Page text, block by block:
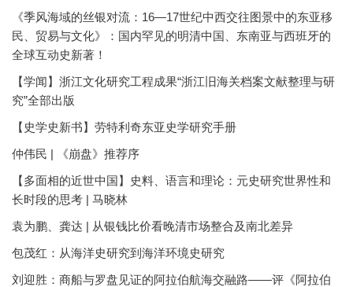
《季风海域的丝银对流：16—17世纪中西交往图景中的东亚移
民、贸易与文化》：国内罕见的明清中国、东南亚与西班牙的
全球互动史新著！
【学闻】浙江文化研究工程成果“浙江旧海关档案文献整理与研
究”全部出版
【史学史新书】劳特利奇东亚史学研究手册
仲伟民 | 《崩盘》推荐序
【多面相的近世中国】史料、语言和理论：元史研究世界性和
长时段的思考 | 马晓林
袁为鹏、龚达 | 从银钱比价看晚清市场整合及南北差异
包茂红：从海洋史研究到海洋环境史研究
刘迎胜：商船与罗盘见证的阿拉伯航海交融路——评《阿拉伯